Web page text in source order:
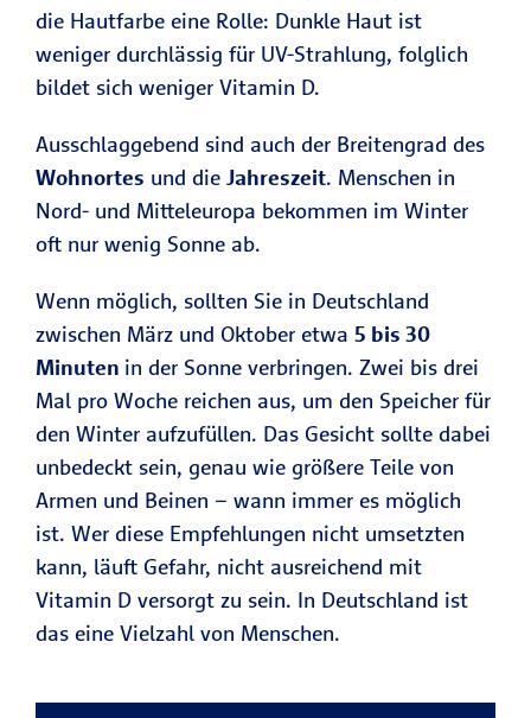
Kleinkindern
oral
zugeführt.
Rachitis ist
eine
Knochenmin
eralisationss
törung bei
Kindern und
Jugendlichen
, wodurch
die Knochen
zu weich und
dadurch
gekrümmt
sein können.
Osteoporose
vorzubeuge
n.
Immer wieder wird
die Hautfarbe eine Rolle: Dunkle Haut ist
weniger durchlässig für UV-Strahlung, folglich
bildet sich weniger Vitamin D.
Ausschlaggebend sind auch der Breitengrad des
Wohnortes und die Jahreszeit. Menschen in
Nord- und Mitteleuropa bekommen im Winter
oft nur wenig Sonne ab.
Wenn möglich, sollten Sie in Deutschland
zwischen März und Oktober etwa 5 bis 30
Minuten in der Sonne verbringen. Zwei bis drei
Mal pro Woche reichen aus, um den Speicher für
den Winter aufzufüllen. Das Gesicht sollte dabei
unbedeckt sein, genau wie größere Teile von
Armen und Beinen – wann immer es möglich
ist. Wer diese Empfehlungen nicht umsetzten
kann, läuft Gefahr, nicht ausreichend mit
Vitamin D versorgt zu sein. In Deutschland ist
das eine Vielzahl von Menschen.